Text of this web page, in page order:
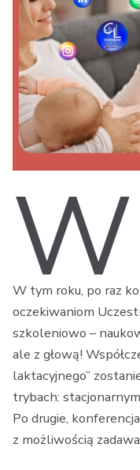
W
W tym roku, po raz
oczekiwaniom
szkoleniowo –
ale z głową!
laktacyjnego”
trybach:
Po drugie,
z możliwością